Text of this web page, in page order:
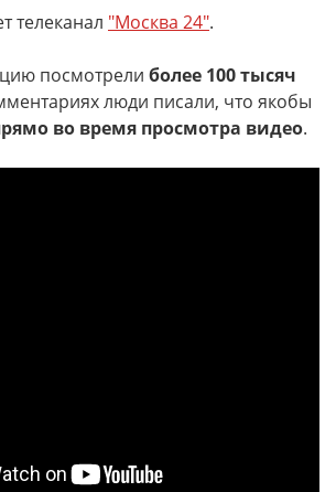
телеканал "Москва 24".
посмотрели более 100 тысяч
люди писали, что якобы
во время просмотра видео.